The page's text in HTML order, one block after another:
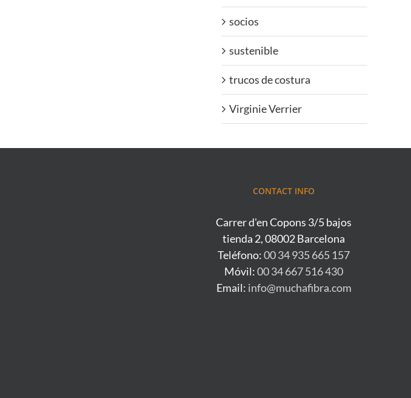
socios
sustenible
trucos de costura
Virginie Verrier
CONTACT INFO
Carrer d'en Copons 3/5 bajos
tienda 2, 08002 Barcelona
Teléfono:00 34 935 665 157
Móvil:00 34 667 516 430
Email: info@muchafibra.com